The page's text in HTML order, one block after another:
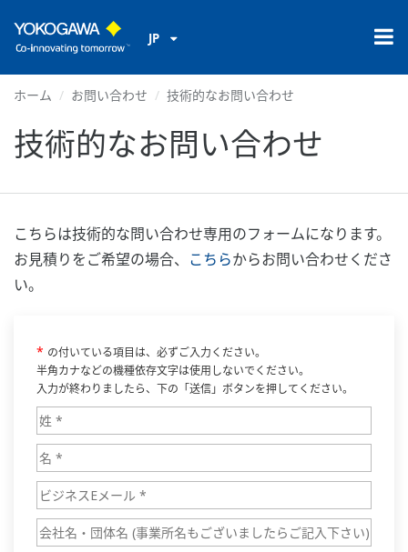
JP
ホーム お問い合わせ 技術的なお問い合わせ
技術的なお問い合わせ
こちらは技術的な問い合わせ専用のフォームになります。
お見積りをご希望の場合、 こちらからお問い合わせくださ
い。